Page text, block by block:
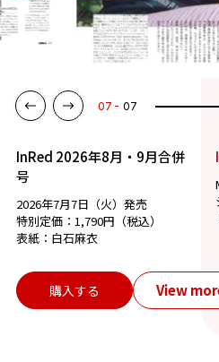
07 07
InRed 2026年8月・9月合併
号
2026年7月7日（火）発売
特別定価：1,790円（税込）
表紙：白石麻衣
購入する View